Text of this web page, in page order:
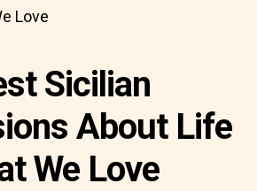
Love
Sicilian
About Life
We Love